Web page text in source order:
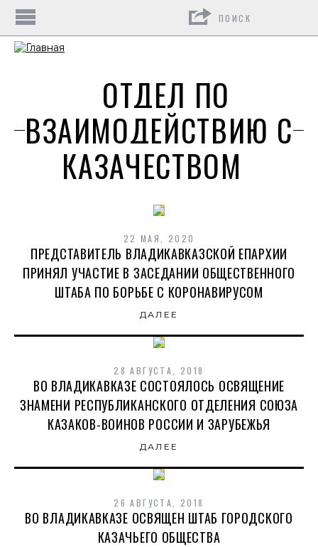
ОТДЕЛ ПО
ВЗАИМОДЕЙСТВИЮ С
КАЗАЧЕСТВОМ
22 МАЯ, 2020
ПРЕДСТАВИТЕЛЬ ВЛАДИКАВКАЗСКОЙ ЕПАРХИИ
ПРИНЯЛ УЧАСТИЕ В ЗАСЕДАНИИ ОБЩЕСТВЕННОГО
ШТАБА ПО БОРЬБЕ С КОРОНАВИРУСОМ
ДАЛЕЕ
28 АВГУСТА, 2018
ВО ВЛАДИКАВКАЗЕ СОСТОЯЛОСЬ ОСВЯЩЕНИЕ
ЗНАМЕНИ РЕСПУБЛИКАНСКОГО ОТДЕЛЕНИЯ СОЮЗА
КАЗАКОВ-ВОИНОВ РОССИИ И ЗАРУБЕЖЬЯ
ДАЛЕЕ
26 АВГУСТА, 2018
ВО ВЛАДИКАВКАЗЕ ОСВЯЩЕН ШТАБ ГОРОДСКОГО
КАЗАЧЬЕГО ОБЩЕСТВА